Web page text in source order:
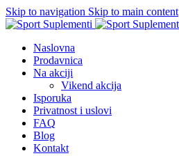
Skip to navigation Skip to main content
Naslovna
Prodavnica
Na akciji
Vikend akcija
Isporuka
Privatnost i uslovi
FAQ
Blog
Kontakt